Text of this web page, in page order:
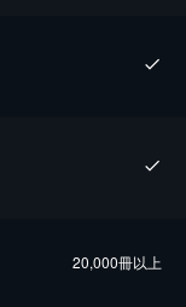
20,000冊以上